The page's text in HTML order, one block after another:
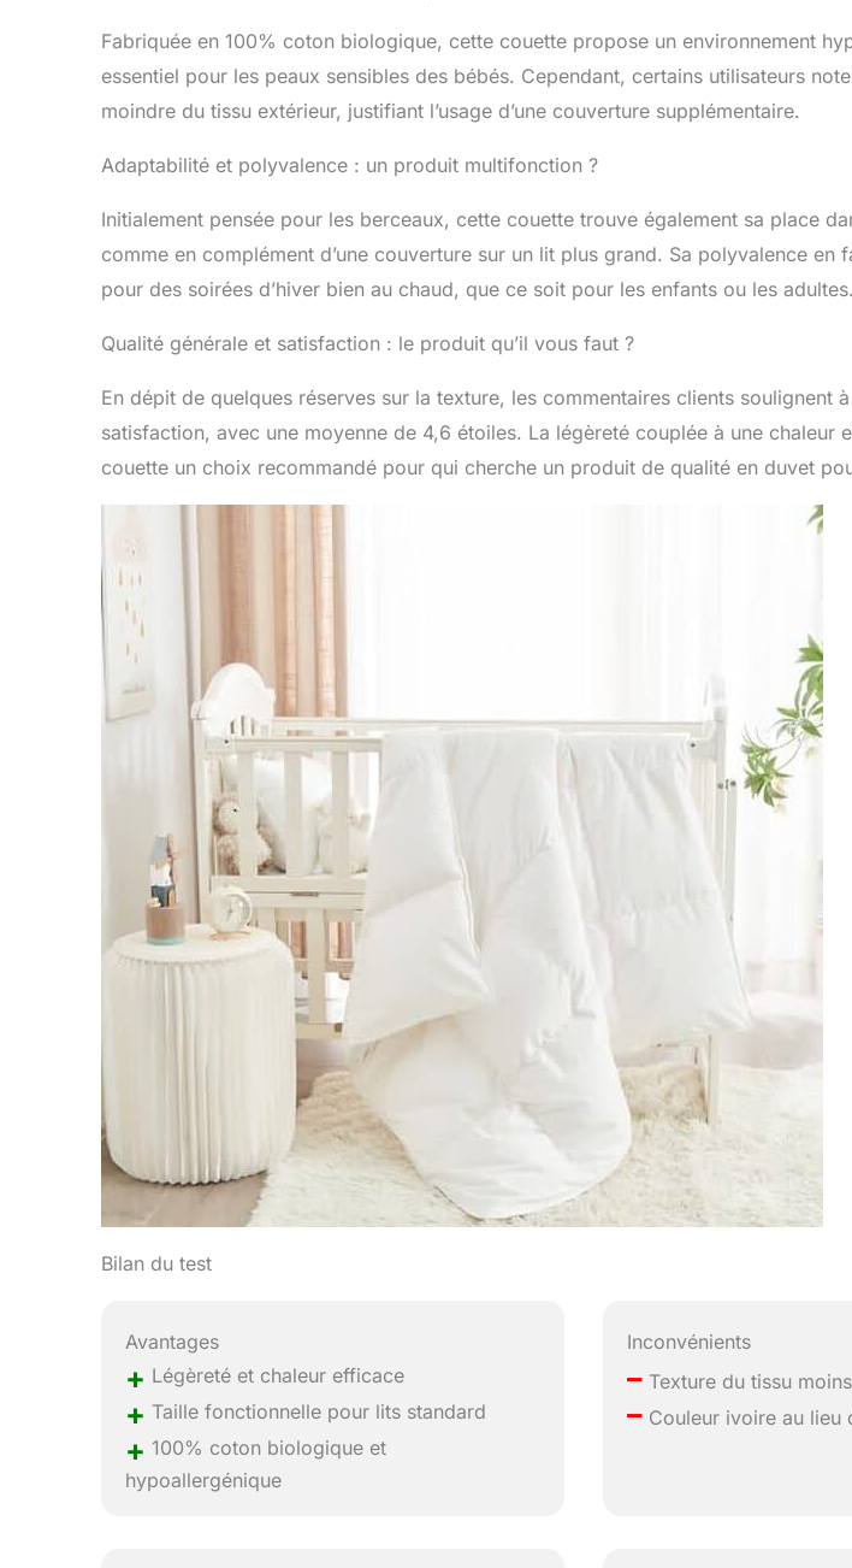
Fabriquée en 100% coton biologique, cette couette propose un environnement
essentiel pour les peaux sensibles des bébés. Cependant, certains utilisateurs
moindre du tissu extérieur, justifiant l’usage d’une couverture supplémentaire.
Adaptabilité et polyvalence : un produit multifonction ?
Initialement pensée pour les berceaux, cette couette trouve également sa place
comme en complément d’une couverture sur un lit plus grand. Sa polyvalence en
pour des soirées d’hiver bien au chaud, que ce soit pour les enfants ou les adultes.
Qualité générale et satisfaction : le produit qu’il vous faut ?
En dépit de quelques réserves sur la texture, les commentaires clients soulignent à
satisfaction, avec une moyenne de 4,6 étoiles. La légèreté couplée à une chaleur
couette un choix recommandé pour qui cherche un produit de qualité en duvet
Bilan du test
Avantages
+ Légèreté et chaleur efficace
+ Taille fonctionnelle pour lits standard
+ 100% coton biologique et
hypoallergénique
Inconvénients
– Texture du tissu
– Couleur ivoire au lieu